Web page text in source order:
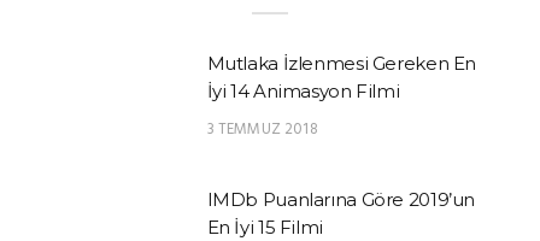
Mutlaka İzlenmesi Gereken En
İyi 14 Animasyon Filmi
3 TEMMUZ 2018
IMDb Puanlarına Göre 2019’un
En İyi 15 Filmi